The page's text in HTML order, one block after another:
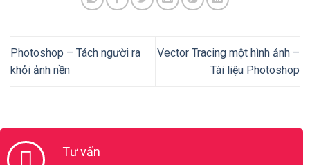
Photoshop – Tách người ra
khỏi ảnh nền
Vector Tracing một hình ảnh –
Tài liệu Photoshop
Tư vấn